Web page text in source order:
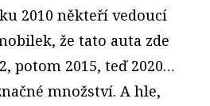
2010 někteří vedoucí
že tato auta zde
potom 2015, teď 2020…
množství. A hle,